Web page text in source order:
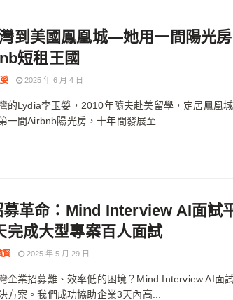
到美國鳳凰城—她用一間陽光
短租王國
2025 年 6 月 4 日
的Lydia李玉嫈，2010年隨夫赴美留學，定居鳳凰
一間Airbnb陽光房，十年間發展至...
募革命：Mind Interview AI面試
完成大型專案百人面試
賢 2025 年 5 月 29 日
企業招募難、效率低的困境？Mind Interview AI面
方案。我們成功協助企業3天內高...